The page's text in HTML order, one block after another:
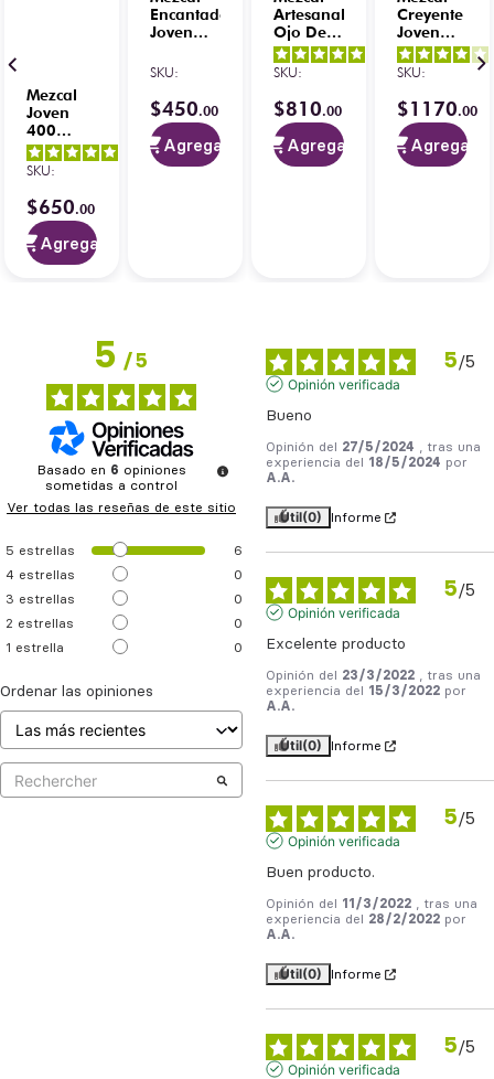
3.8/ 5-
opiniones
Mezcal
Joven
400
Conejos
100% 1L
5/ 5-
SKU:
$650.00
Agregar
Encantado
Joven
Espadín
SKU:
$450.00
Agregar
Artesanal
Ojo De
Tigre
Joven 1 L
5/5-
opiniones
SKU:
$810.00
Agregar
Creyente
Joven
Cuishe
750 ml
SKU:
$1170.00
Agregar
5/5
Basado en 6 opiniones
sometidas a control
Ver todas las reseñas de este sitio
5 estrellas
6
4 estrellas
0
3 estrellas
0
2 estrellas
0
1 estrella 0
Ordenar las opiniones
5/5
Opinión verificada
Bueno
Opinión del 27/5/2024
, tras una
experiencia del
18/5/2024 por
A.A.
Útil(0) Informe
5/5
Opinión verificada
Excelente producto
Opinión del 23/3/2022
, tras una
experiencia del
15/3/2022 por
A.A.
Útil(0) Informe
5/5
Opinión verificada
Buen producto.
Opinión del 11/3/2022
, tras una
experiencia del
28/2/2022 por
A.A.
Útil(0) Informe
5/5
Opinión verificada